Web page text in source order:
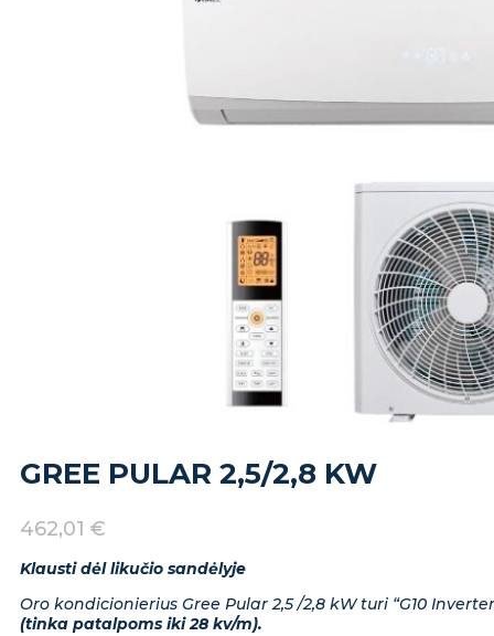
GREE PULAR 2,5/2,8 KW
462,01 €
Klausti dėl likučio sandėlyje
Oro kondicionierius Gree Pular 2,5 /2,8 kW turi “G10
(tinka patalpoms iki 28 kv/m).